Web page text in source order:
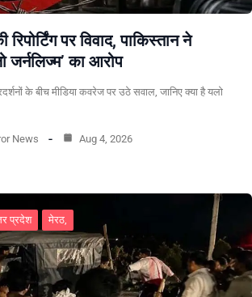
पर विवाद, पाकिस्तान ने
जर्नलिज्म’ का आरोप
के बीच मीडिया कवरेज पर उठे सवाल, जानिए क्या है यलो
News Aug 4, 2026
प्रदेश मेरठ,